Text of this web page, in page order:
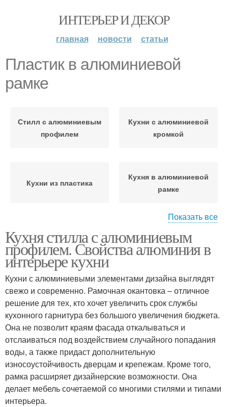
ИНТЕРЬЕР И ДЕКОР
главная новости статьи
Пластик в алюминиевой
рамке
Стилл с алюминиевым
профилем
Кухни с алюминиевой
кромкой
Кухни из пластика
Кухня в алюминиевой
рамке
профиле
Показать все
Кухня стилла с алюминиевым
профилем. Свойства алюминия в
интерьере кухни
Кухни с алюминиевыми элементами дизайна выглядят
свежо и современно. Рамочная окантовка – отличное
решение для тех, кто хочет увеличить срок службы
кухонного гарнитура без большого увеличения бюджета.
Она не позволит краям фасада откалываться и
отслаиваться под воздействием случайного попадания
воды, а также придаст дополнительную
износоустойчивость дверцам и крепежам. Кроме того,
рамка расширяет дизайнерские возможности. Она
делает мебель сочетаемой со многими стилями и типами
интерьера.